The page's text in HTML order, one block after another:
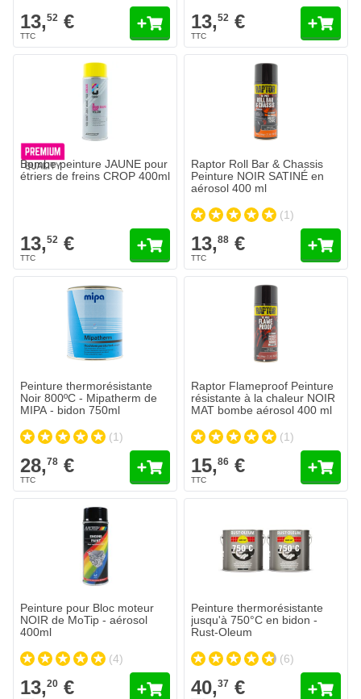
13,52 € 13,52 €
Bombe peinture JAUNE pour
étriers de freins CROP 400ml
13,52 €
Raptor Roll Bar & Chassis
Peinture NOIR SATINÉ en
aérosol 400 ml
(1)
13,88 €
Peinture thermorésistante
Noir 800ºC - Mipatherm de
MIPA - bidon 750ml
(1)
28,78 €
Raptor Flameproof Peinture
résistante à la chaleur NOIR
MAT bombe aérosol 400 ml
(1)
15,86 €
Peinture pour Bloc moteur
NOIR de MoTip - aérosol
400ml
(4)
13,20 €
Expédié aujourd'hui
Contenu
Quantité
Ajouter
Peinture thermorésistante
jusqu'à 750°C en bidon -
Rust-Oleum
(6)
40,37 €